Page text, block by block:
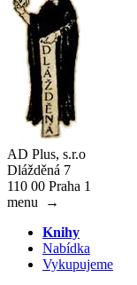
AD Plus, s.r.o
Dlážděná 7
110 00 Praha 1
menu
→
Knihy
Nabídka
Vykupujeme